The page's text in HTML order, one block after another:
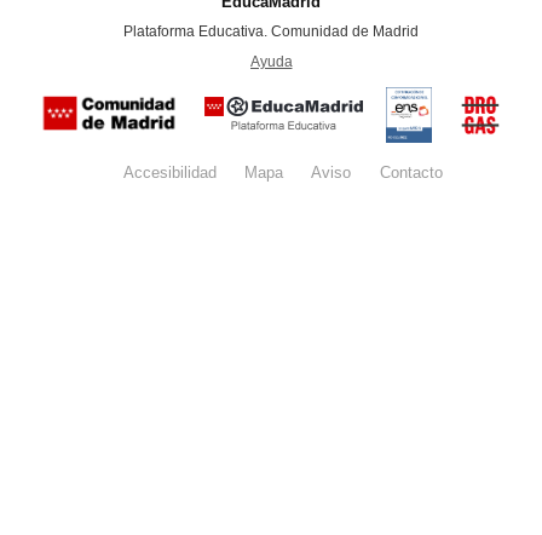
Plataforma Educativa. Comunidad de Madrid
Ayuda
Certificación
conformidad
con el
Nacional de
Seguridad
del
Accesibilidad Mapa Aviso legalContacto